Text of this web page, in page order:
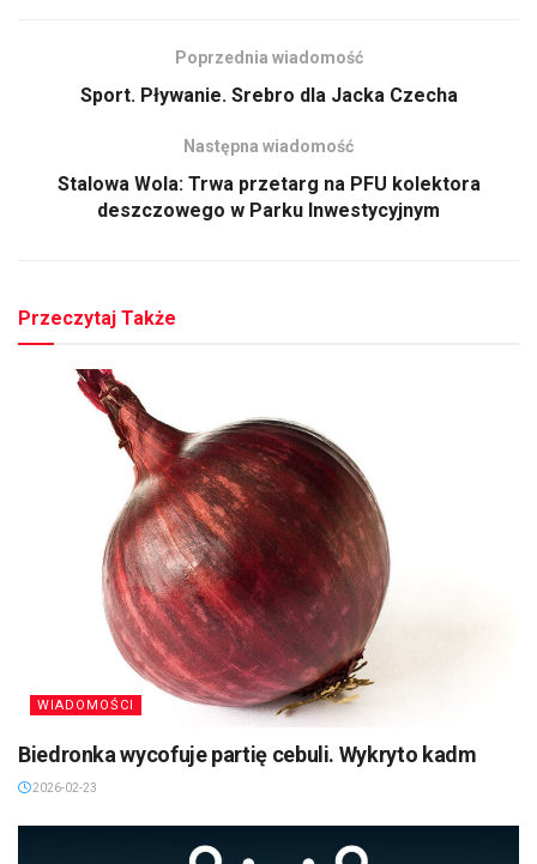
Poprzednia wiadomość
Sport. Pływanie. Srebro dla Jacka Czecha
Następna wiadomość
Stalowa Wola: Trwa przetarg na PFU kolektora
deszczowego w Parku Inwestycyjnym
Przeczytaj Także
WIADOMOŚCI
Biedronka wycofuje partię cebuli. Wykryto kadm
2026-02-23